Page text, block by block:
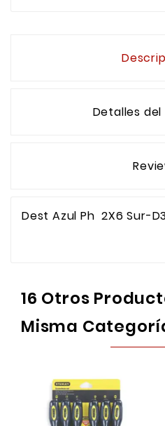
Detalles
Dest Azul Ph 2X6 Sur-
16 Otros
Misma